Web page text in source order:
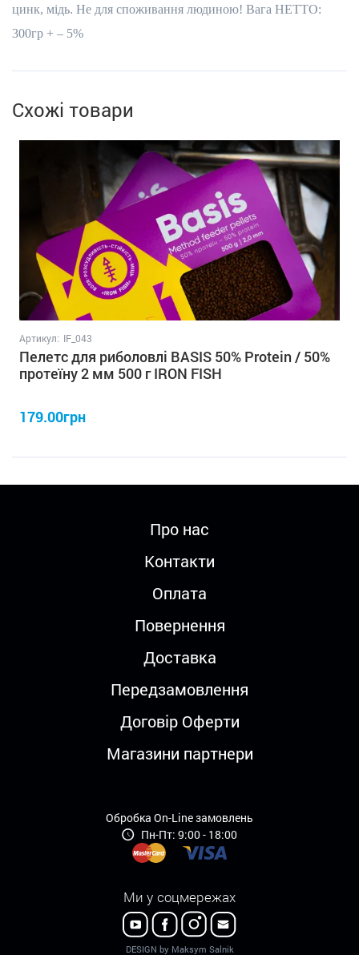
цинк, мідь. Не для споживання людиною! Вага НЕТТО:
300гр + ­– 5%
Схожі товари
Артикул: IF_043
Пелетс для риболовлі BASIS 50% Protein / 50%
протеїну 2 мм 500 г IRON FISH
179.00грн
Про нас
Контакти
Оплата
Повернення
Доставка
Передзамовлення
Договір Оферти
Магазини партнери
Обробка On-Line замовлень
Пн-Пт: 9:00 - 18:00
Ми у соцмережах
DESIGN by Maksym Salnik